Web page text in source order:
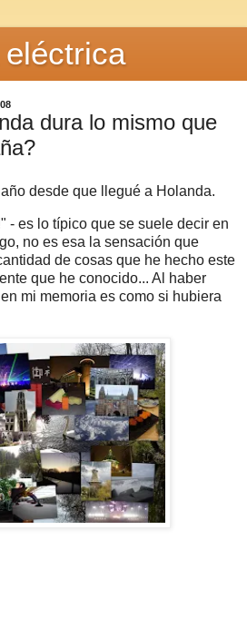
dura lo mismo que
desde que llegué a Holanda.
- es lo típico que se suele decir en
no es esa la sensación que
de cosas que he hecho este
que he conocido... Al haber
mi memoria es como si hubiera